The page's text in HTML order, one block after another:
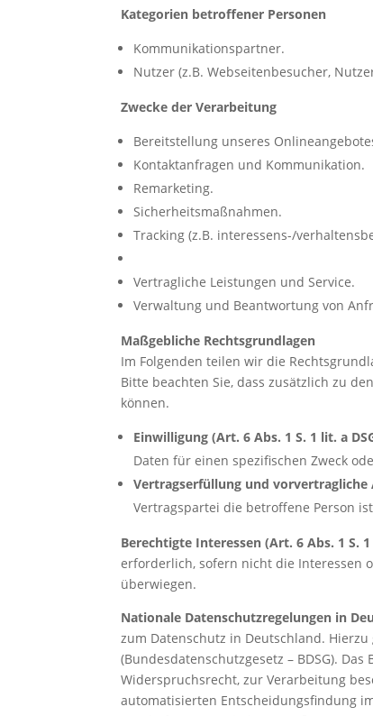
Kategorien betroffener Personen
Kommunikationspartner.
Nutzer (z.B. Webseitenbesucher,
Zwecke der Verarbeitung
Bereitstellung unseres
Kontaktanfragen und Kommunikation.
Remarketing.
Sicherheitsmaßnahmen.
Tracking (z.B. interessens-/
Vertragliche Leistungen und Service.
Verwaltung und Beantwortung von
Maßgebliche Rechtsgrundlagen
Im Folgenden teilen wir die
Bitte beachten Sie, dass zusätzlich zu
können.
Einwilligung (Art. 6 Abs. 1 S. 1 lit. a
Daten für einen spezifischen Zweck
Vertragserfüllung und vorvertragliche
Vertragspartei die betroffene Person
Berechtigte Interessen (Art. 6 Abs. 1 S. 1
erforderlich, sofern nicht die Interessen
überwiegen.
Nationale Datenschutzregelungen in
zum Datenschutz in Deutschland.
(Bundesdatenschutzgesetz – BDSG).
Widerspruchsrecht, zur Verarbeitung
automatisierten Entscheidungsfindung